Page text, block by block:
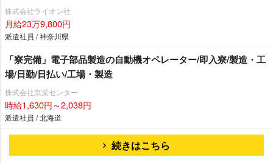
株式会社ライオン社
月給23万9,800円
派遣社員 / 神奈川県
「寮完備」電子部品製造の自動機オペレーター/即入寮/製造・工
場/日勤/日払い/工場・製造
株式会社京栄センター
時給1,630円～2,038円
派遣社員 / 北海道
続きはこちら